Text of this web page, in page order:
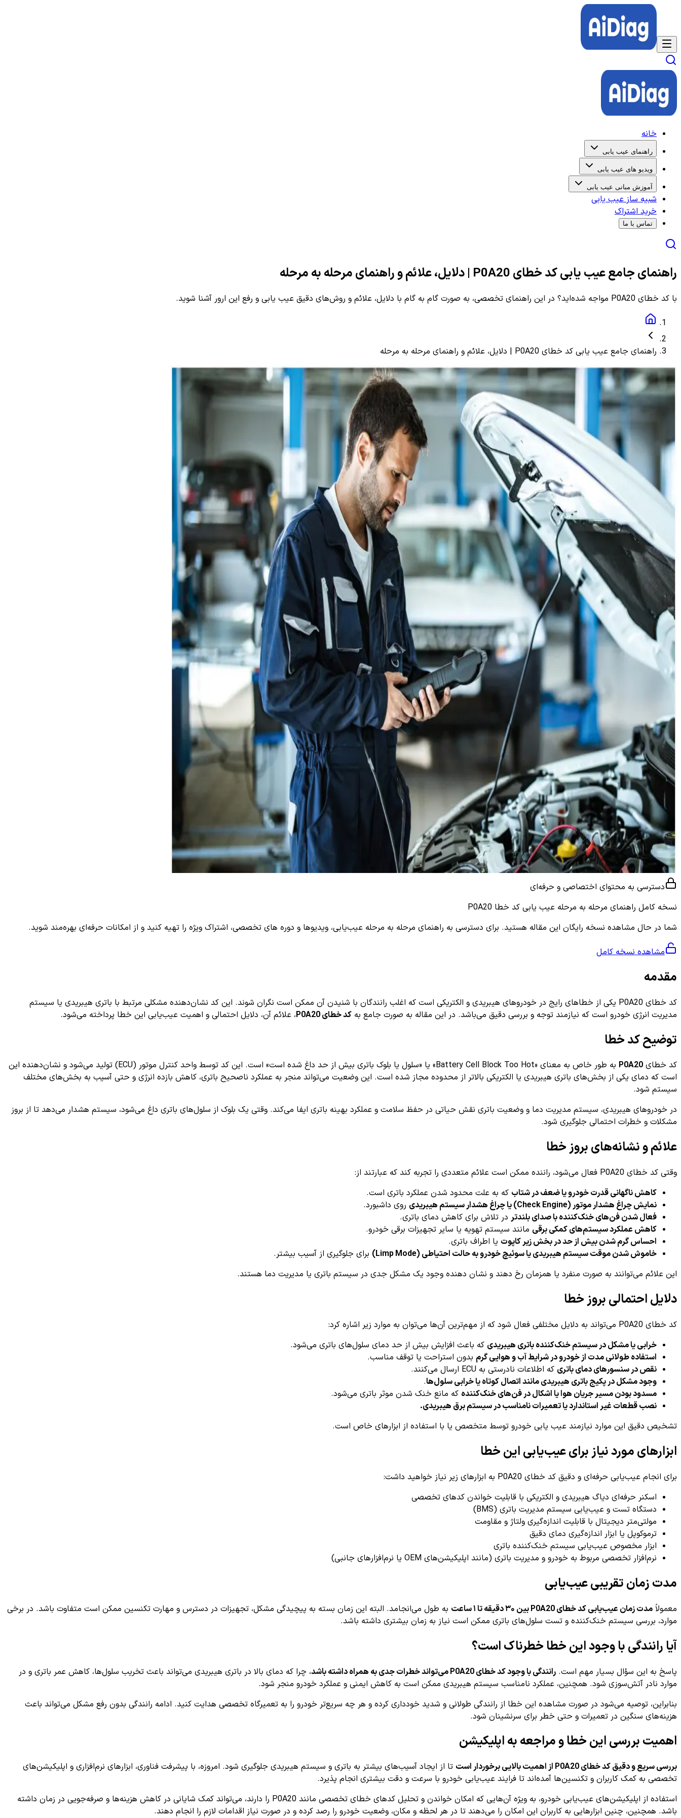
خانه
راهنمای عیب یابی
ویدیو های عیب یابی
آموزش مبانی عیب یابی
شبیه ساز عیب یابی
خرید اشتراک
تماس با ما
راهنمای جامع عیب یابی کد خطای P0A20 | دلایل، علائم و راهنمای مرحله به مرحله
با کد خطای P0A20 مواجه شده‌اید؟ در این راهنمای تخصصی، به صورت گام به گام با دلایل، علائم و روش‌های دقیق عیب یابی و رفع این ارور آشنا شوید.
راهنمای جامع عیب یابی کد خطای P0A20 | دلایل، علائم و راهنمای مرحله به مرحله
دسترسی به محتوای اختصاصی و حرفه‌ای
نسخه کامل راهنمای مرحله به مرحله عیب یابی کد خطا P0A20
شما در حال مشاهده نسخه رایگان این مقاله هستید. برای دسترسی به راهنمای مرحله به مرحله عیب‌یابی، ویدیوها و دوره های تخصصی، اشتراک ویژه را تهیه کنید و از امکانات حرفه‌ای بهره‌مند شوید.
مشاهده نسخه کامل
مقدمه
کد خطای P0A20 یکی از خطاهای رایج در خودروهای هیبریدی و الکتریکی است که اغلب رانندگان با شنیدن آن ممکن است نگران شوند. این کد نشان‌دهنده مشکلی مرتبط با باتری هیبریدی یا سیستم
مدیریت انرژی خودرو است که نیازمند توجه و بررسی دقیق می‌باشد. در این مقاله به صورت جامع به کد خطای P0A20 ، علائم آن، دلایل احتمالی و اهمیت عیب‌یابی این خطا پرداخته می‌شود.
توضیح کد خطا
کد خطای P0A20
به طور خاص به معنای «Battery Cell Block Too Hot» یا «سلول یا بلوک باتری بیش از حد داغ شده است» است. این کد توسط واحد کنترل موتور (ECU) تولید می‌شود و نشان‌دهنده این
است که دمای یکی از بخش‌های باتری هیبریدی یا الکتریکی بالاتر از محدوده مجاز شده است. این وضعیت می‌تواند منجر به عملکرد ناصحیح باتری، کاهش بازده انرژی و حتی آسیب به بخش‌های مختلف
سیستم شود.
در خودروهای هیبریدی، سیستم مدیریت دما و وضعیت باتری نقش حیاتی در حفظ سلامت و عملکرد بهینه باتری ایفا می‌کند. وقتی یک بلوک از سلول‌های باتری داغ می‌شود، سیستم هشدار می‌دهد تا از بروز
مشکلات و خطرات احتمالی جلوگیری شود.
علائم و نشانه‌های بروز خطا
وقتی کد خطای P0A20 فعال می‌شود، راننده ممکن است علائم متعددی را تجربه کند که عبارتند از:
کاهش ناگهانی قدرت خودرو یا ضعف در شتاب که به علت محدود شدن عملکرد باتری است.
نمایش چراغ هشدار موتور (Check Engine) یا چراغ هشدار سیستم هیبریدی
روی داشبورد.
فعال شدن فن‌های خنک‌کننده با صدای بلندتر در تلاش برای کاهش دمای باتری.
کاهش عملکرد سیستم‌های کمکی برقی مانند سیستم تهویه یا سایر تجهیزات برقی خودرو.
احساس گرم شدن بیش از حد در بخش زیر کاپوت یا اطراف باتری.
خاموش شدن موقت سیستم هیبریدی یا سوئیچ خودرو به حالت احتیاطی (Limp Mode)
برای جلوگیری از آسیب بیشتر.
این علائم می‌توانند به صورت منفرد یا همزمان رخ دهند و نشان دهنده وجود یک مشکل جدی در سیستم باتری یا مدیریت دما هستند.
دلایل احتمالی بروز خطا
کد خطای P0A20 می‌تواند به دلایل مختلفی فعال شود که از مهم‌ترین آن‌ها می‌توان به موارد زیر اشاره کرد:
خرابی یا مشکل در سیستم خنک‌کننده باتری هیبریدی که باعث افزایش بیش از حد دمای سلول‌های باتری می‌شود.
استفاده طولانی مدت از خودرو در شرایط آب و هوایی گرم بدون استراحت یا توقف مناسب.
نقص در سنسورهای دمای باتری که اطلاعات نادرستی به ECU ارسال می‌کنند.
وجود مشکل در پکیج باتری هیبریدی مانند اتصال کوتاه یا خرابی سلول‌ها.
مسدود بودن مسیر جریان هوا یا اشکال در فن‌های خنک‌کننده که مانع خنک شدن موثر باتری می‌شود.
نصب قطعات غیر استاندارد یا تعمیرات نامناسب در سیستم برق هیبریدی.
تشخیص دقیق این موارد نیازمند عیب یابی خودرو توسط متخصص یا با استفاده از ابزارهای خاص است.
ابزارهای مورد نیاز برای عیب‌یابی این خطا
برای انجام عیب‌یابی حرفه‌ای و دقیق کد خطای P0A20 به ابزارهای زیر نیاز خواهید داشت:
اسکنر حرفه‌ای دیاگ هیبریدی و الکتریکی با قابلیت خواندن کدهای تخصصی
دستگاه تست و عیب‌یابی سیستم مدیریت باتری (BMS)
مولتی‌متر دیجیتال با قابلیت اندازه‌گیری ولتاژ و مقاومت
ترموکوپل یا ابزار اندازه‌گیری دمای دقیق
ابزار مخصوص عیب‌یابی سیستم خنک‌کننده باتری
نرم‌افزار تخصصی مربوط به خودرو و مدیریت باتری (مانند اپلیکیشن‌های OEM یا نرم‌افزارهای جانبی)
مدت زمان تقریبی عیب‌یابی
معمولاً مدت زمان عیب‌یابی کد خطای P0A20 بین ۳۰ دقیقه تا ۱ ساعت
به طول می‌انجامد. البته این زمان بسته به پیچیدگی مشکل، تجهیزات در دسترس و مهارت تکنسین ممکن است متفاوت باشد. در برخی
موارد، بررسی سیستم خنک‌کننده و تست سلول‌های باتری ممکن است نیاز به زمان بیشتری داشته باشد.
آیا رانندگی با وجود این خطا خطرناک است؟
پاسخ به این سؤال بسیار مهم است. رانندگی با وجود کد خطای P0A20 می‌تواند خطرات جدی به همراه داشته باشد
، چرا که دمای بالا در باتری هیبریدی می‌تواند باعث تخریب سلول‌ها، کاهش عمر باتری و در
موارد نادر آتش‌سوزی شود. همچنین، عملکرد نامناسب سیستم هیبریدی ممکن است به کاهش ایمنی و عملکرد خودرو منجر شود.
بنابراین، توصیه می‌شود در صورت مشاهده این خطا از رانندگی طولانی و شدید خودداری کرده و هر چه سریع‌تر خودرو را به تعمیرگاه تخصصی هدایت کنید. ادامه رانندگی بدون رفع مشکل می‌تواند باعث
هزینه‌های سنگین در تعمیرات و حتی خطر برای سرنشینان شود.
اهمیت بررسی این خطا و مراجعه به اپلیکیشن
بررسی سریع و دقیق کد خطای P0A20 از اهمیت بالایی برخوردار است
تا از ایجاد آسیب‌های بیشتر به باتری و سیستم هیبریدی جلوگیری شود. امروزه، با پیشرفت فناوری، ابزارهای نرم‌افزاری و اپلیکیشن‌های
تخصصی به کمک کاربران و تکنسین‌ها آمده‌اند تا فرایند عیب‌یابی خودرو با سرعت و دقت بیشتری انجام پذیرد.
استفاده از اپلیکیشن‌های عیب‌یابی خودرو، به ویژه آن‌هایی که امکان خواندن و تحلیل کدهای خطای تخصصی مانند P0A20 را دارند، می‌تواند کمک شایانی در کاهش هزینه‌ها و صرفه‌جویی در زمان داشته
باشد. همچنین، چنین ابزارهایی به کاربران این امکان را می‌دهند تا در هر لحظه و مکان، وضعیت خودرو را رصد کرده و در صورت نیاز اقدامات لازم را انجام دهند.